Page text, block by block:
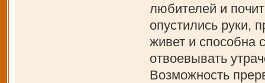
любителей и
опустились руки,
живет и способна
отвоевывать
Возможность